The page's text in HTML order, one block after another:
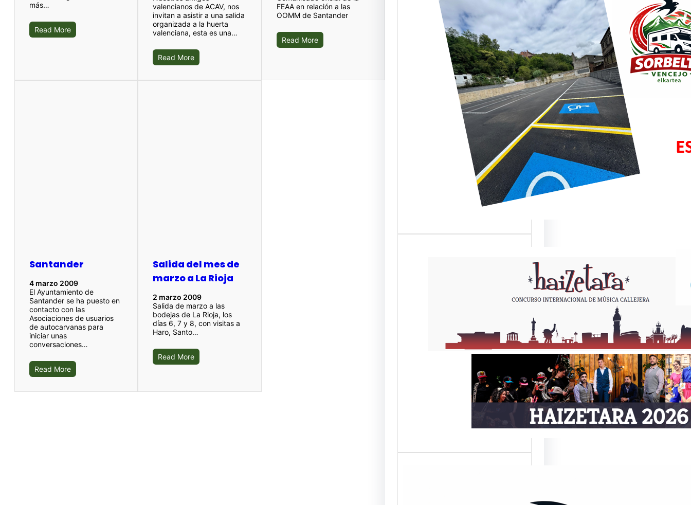
más…
Read More
valencianos de ACAV, nos
invitan a asistir a una salida
organizada a la huerta
valenciana, esta es una…
Read More
FEAA en relación a las
OOMM de Santander
Read More
Santander
4 marzo 2009
El Ayuntamiento de
Santander se ha puesto en
contacto con las
Asociaciones de usuarios
de autocarvanas para
iniciar unas
conversaciones…
Read More
Salida del mes de
marzo a La Rioja
2 marzo 2009
Salida de marzo a las
bodejas de La Rioja, los
días 6, 7 y 8, con visitas a
Haro, Santo…
Read More
Elgoibar y
Abaltzisketa:
nuevos puntos de
servicios para ACs
Durante este mes de
Julio, estrenamos dos
nuevas ubicaciones…
Hola Como todos los
años por estas fechas,